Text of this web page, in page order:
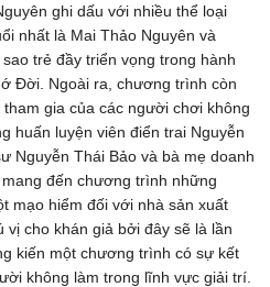
ghi dấu với nhiều thể loại
nhất là Mai Thảo Nguyên và
trẻ đầy triển vọng trong hành
Đời. Ngoài ra, chương trình còn
gia của các người chơi không
huấn luyện viên điển trai Nguyễn
Nguyễn Thái Bảo và bà mẹ doanh
đến chương trình những
mạo hiểm đối với nhà sản xuất
vị cho khán giả bởi đây sẽ là lần
kiến một chương trình có sự kết
không làm trong lĩnh vực giải trí.